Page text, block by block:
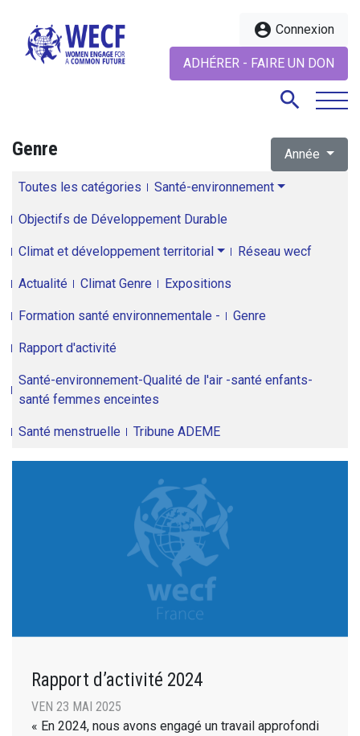
account_circle Connexion
ADHÉRER - FAIRE UN DON
search
Genre Année
Toutes les catégories Santé-environnement
Objectifs de Développement Durable
Climat et développement territorial Réseau wecf
Actualité Climat Genre Expositions
Formation santé environnementale - Genre
Rapport d'activité
Santé-environnement-Qualité de l'air -santé enfants-
santé femmes enceintes
Santé menstruelle Tribune ADEME
Rapport d’activité 2024
VEN 23 MAI 2025
« En 2024, nous avons engagé un travail approfondi